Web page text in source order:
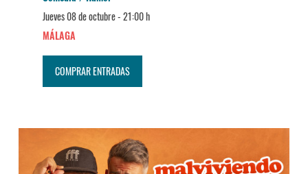
Jueves 08 de octubre -21:00 h
MÁLAGA
COMPRAR ENTRADAS